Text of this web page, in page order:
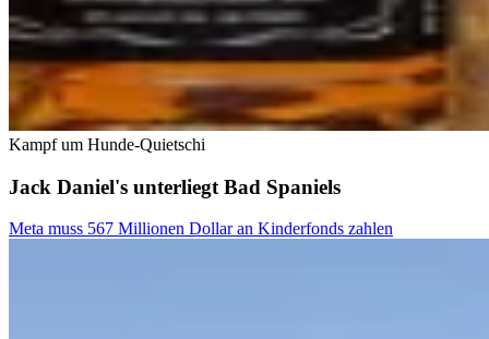
Kampf um Hunde-Quietschi
Jack Daniel's unterliegt Bad Spaniels
Meta muss 567 Millionen Dollar an Kinderfonds zahlen